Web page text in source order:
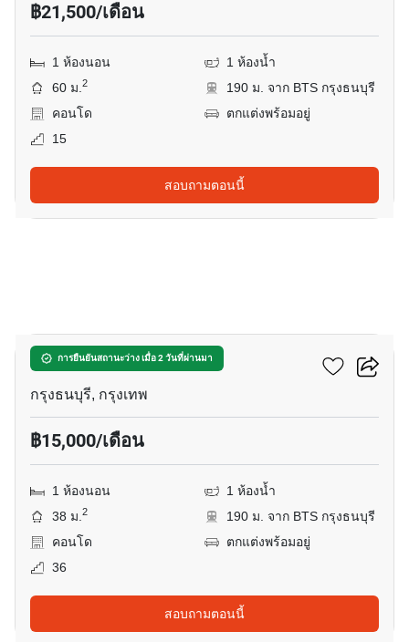
฿21,500/เดือน
1 ห้องนอน
1 ห้องน้ำ
60 ม.2
190 ม. จาก BTS กรุงธนบุรี
คอนโด
ตกแต่งพร้อมอยู่
15
สอบถามตอนนี้
การยืนยันสถานะว่าง เมื่อ 2 วันที่ผ่านมา
วิลล่า สาทร
กรุงธนบุรี, กรุงเทพ
฿15,000/เดือน
1 ห้องนอน
1 ห้องน้ำ
38 ม.2
190 ม. จาก BTS กรุงธนบุรี
คอนโด
ตกแต่งพร้อมอยู่
36
สอบถามตอนนี้